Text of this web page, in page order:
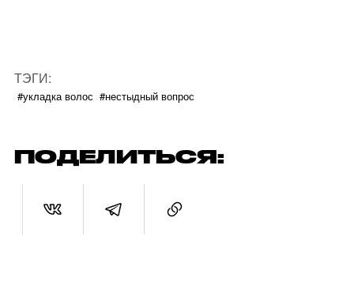
ТЭГИ:
#укладка волос #нестыдный вопрос
ПОДЕЛИТЬСЯ: